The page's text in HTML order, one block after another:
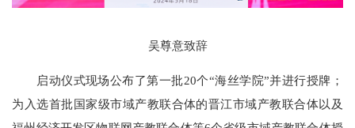
吴尊意致辞
启动仪式现场公布了第一批20个“海丝学院”并进行授牌；
为入选首批国家级市域产教联合体的晋江市域产教联合体以及